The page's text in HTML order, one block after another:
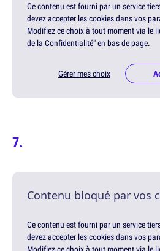
Ce contenu est fourni par un service
devez accepter les cookies dans vos
Modifiez ce choix à tout moment via le
de la Confidentialité" en bas de page.
Gérer mes choix
Contenu bloqué par vos
Ce contenu est fourni par un service
devez accepter les cookies dans vos